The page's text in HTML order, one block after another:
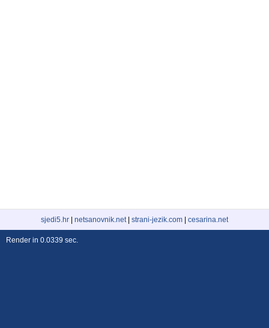
sjedi5.hr netsanovnik.net| strani-jezik.com cesarina.net
Render in 0.0339 sec.